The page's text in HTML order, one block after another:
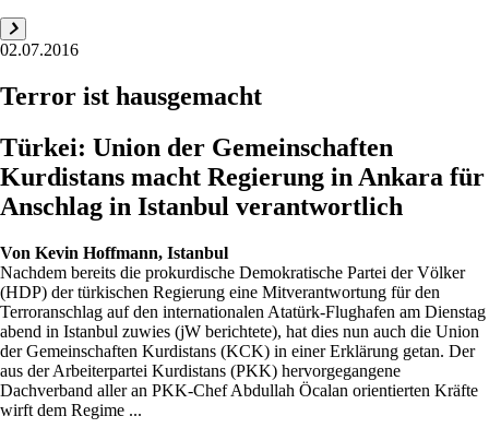
02.07.2016
Terror ist hausgemacht
Türkei: Union der Gemeinschaften
Kurdistans macht Regierung in Ankara für
Anschlag in Istanbul verantwortlich
Von Kevin Hoffmann, Istanbul
Nachdem bereits die prokurdische Demokratische Partei der Völker
(HDP) der türkischen Regierung eine Mitverantwortung für den
Terroranschlag auf den internationalen Atatürk-Flughafen am Dienstag
abend in Istanbul zuwies (jW berichtete), hat dies nun auch die Union
der Gemeinschaften Kurdistans (KCK) in einer Erklärung getan. Der
aus der Arbeiterpartei Kurdistans (PKK) hervorgegangene
Dachverband aller an PKK-Chef Abdullah Öcalan orientierten Kräfte
wirft dem Regime ...